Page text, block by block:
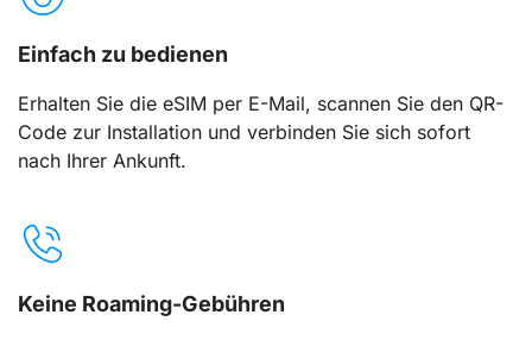
Einfach zu bedienen
Erhalten Sie die eSIM per E-Mail, scannen Sie den QR-
Code zur Installation und verbinden Sie sich sofort
nach Ihrer Ankunft.
Keine Roaming-Gebühren